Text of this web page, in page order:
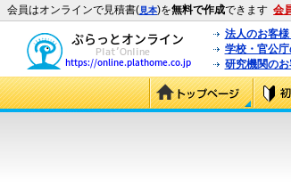
会員はオンラインで見積書(見本)を無料で作成できます 会
法人のお客
学校・官公
研究機関の